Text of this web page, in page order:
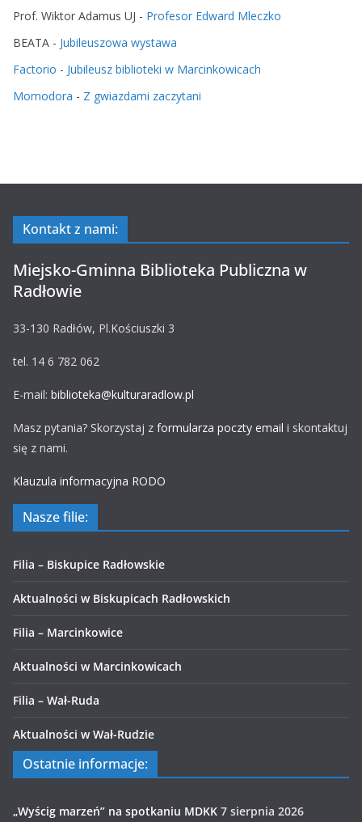
Prof. Wiktor Adamus UJ - Profesor Edward Mleczko
BEATA - Jubileuszowa wystawa
Factorio - Jubileusz biblioteki w Marcinkowicach
Momodora - Z gwiazdami zaczytani
Kontakt z nami:
Miejsko-Gminna Biblioteka Publiczna w
Radłowie
33-130 Radłów, Pl.Kościuszki 3
tel. 14 6 782 062
E-mail: biblioteka@kulturaradlow.pl
Masz pytania? Skorzystaj z formularza poczty email i skontaktuj
się z nami.
Klauzula informacyjna RODO
Nasze filie:
Filia – Biskupice Radłowskie
Aktualności w Biskupicach Radłowskich
Filia – Marcinkowice
Aktualności w Marcinkowicach
Filia – Wał-Ruda
Aktualności w Wał-Rudzie
Ostatnie informacje:
„Wyścig marzeń” na spotkaniu MDKK 7 sierpnia 2026